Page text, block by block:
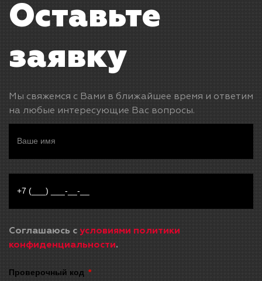
Оставьте
заявку
Мы свяжемся с Вами в ближайшее время и ответим
на любые интересующие Вас вопросы.
Соглашаюсь с условиями политики
конфиденциальности.
Проверочный код